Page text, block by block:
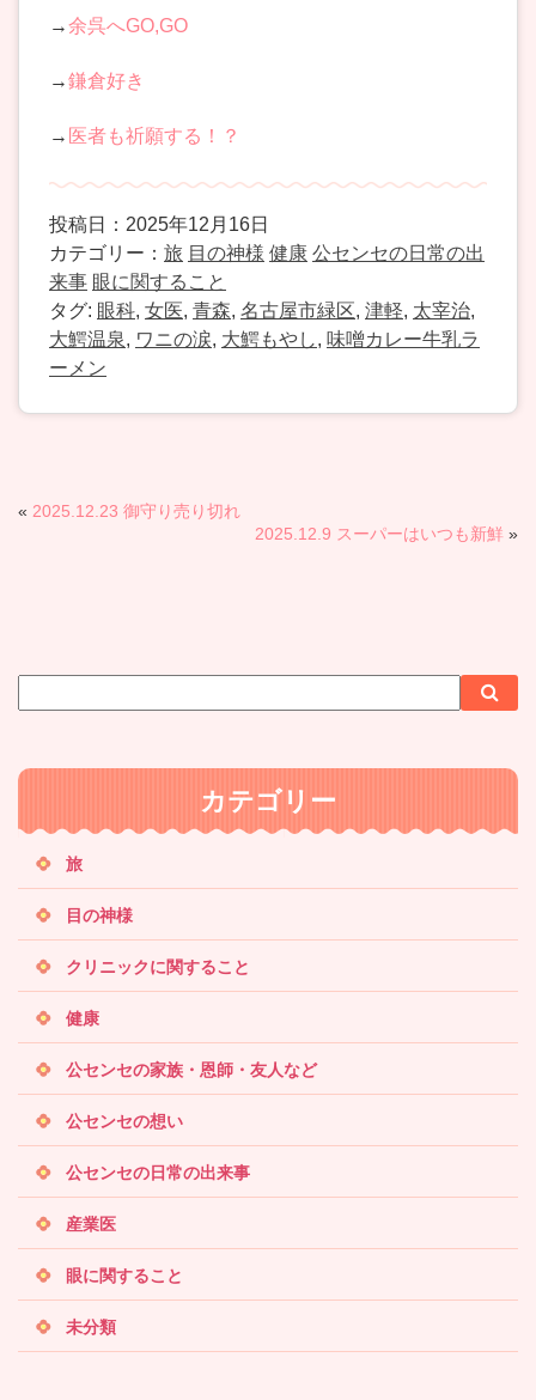
→余呉へGO,GO
→鎌倉好き
→ 医者も祈願する！？
投稿日：2025年12月16日
カテゴリー： 旅 目の神様 健康 公センセの日常の出
来事 眼に関すること
タグ: 眼科, 女医, 青森, 名古屋市緑区, 津軽, 太宰治,
大鰐温泉, ワニの涙, 大鰐もやし, 味噌カレー牛乳ラ
ーメン
« 2025.12.23 御守り売り切れ
2025.12.9 スーパーはいつも新鮮 »
イ
内
索
索
カテゴリー
旅
目の神様
クリニックに関すること
健康
公センセの家族・恩師・友人など
公センセの想い
公センセの日常の出来事
産業医
眼に関すること
未分類